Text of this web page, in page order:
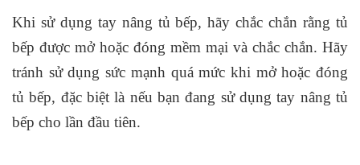
Khi sử dụng tay nâng tủ bếp, hãy chắc chắn rằng tủ
bếp được mở hoặc đóng mềm mại và chắc chắn. Hãy
tránh sử dụng sức mạnh quá mức khi mở hoặc đóng
tủ bếp, đặc biệt là nếu bạn đang sử dụng tay nâng tủ
bếp cho lần đầu tiên.